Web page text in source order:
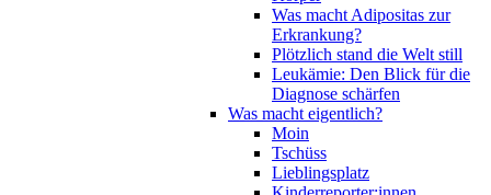
Was macht Adipositas zur
Erkrankung?
Plötzlich stand die Welt still
Leukämie: Den Blick für die
Diagnose schärfen
Was macht eigentlich?
Moin
Tschüss
Lieblingsplatz